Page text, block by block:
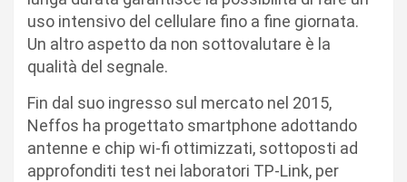
uso intensivo del cellulare fino a fine giornata.
Un altro aspetto da non sottovalutare è la
qualità del segnale.
Fin dal suo ingresso sul mercato nel 2015,
Neffos ha progettato smartphone adottando
antenne e chip wi-fi ottimizzati, sottoposti ad
approfonditi test nei laboratori TP-Link, per